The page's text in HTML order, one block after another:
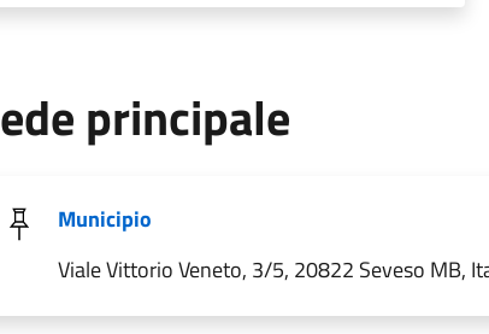
principale
Municipio
Viale Vittorio Veneto, 3/5, 20822 Seveso MB,